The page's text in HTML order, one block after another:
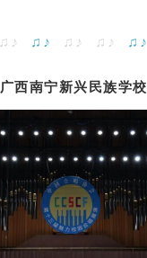
♫♪ ♫♪ ♫♪ ♫♪ ♫♪
广西南宁新兴民族学校